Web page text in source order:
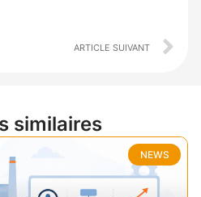
ARTICLE SUIVANT
similaires
NEWS